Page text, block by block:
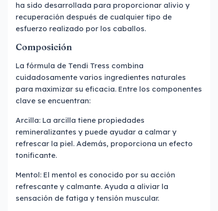
ha sido desarrollada para proporcionar alivio y
recuperación después de cualquier tipo de
esfuerzo realizado por los caballos.
Composición
La fórmula de Tendi Tress combina
cuidadosamente varios ingredientes naturales
para maximizar su eficacia. Entre los componentes
clave se encuentran:
Arcilla: La arcilla tiene propiedades
remineralizantes y puede ayudar a calmar y
refrescar la piel. Además, proporciona un efecto
tonificante.
Mentol: El mentol es conocido por su acción
refrescante y calmante. Ayuda a aliviar la
sensación de fatiga y tensión muscular.